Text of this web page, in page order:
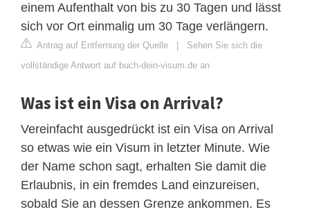
einem Aufenthalt von bis zu 30 Tagen und lässt
sich vor Ort einmalig um 30 Tage verlängern.
Antrag auf Entfernung der Quelle | Sehen Sie sich die
vollständige Antwort auf buch-dein-visum.de an
Was ist ein Visa on Arrival?
Vereinfacht ausgedrückt ist ein Visa on Arrival
so etwas wie ein Visum in letzter Minute. Wie
der Name schon sagt, erhalten Sie damit die
Erlaubnis, in ein fremdes Land einzureisen,
sobald Sie an dessen Grenze ankommen. Es